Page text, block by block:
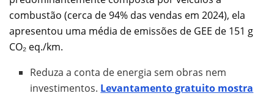
combustão (cerca de 94% das vendas em 2024), ela
apresentou uma média de emissões de GEE de 151 g
CO₂ eq./km.
Reduza a conta de energia sem obras nem
investimentos. Levantamento gratuito mostra